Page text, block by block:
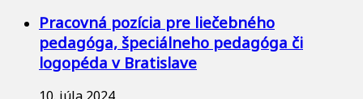
Pracovná pozícia pre liečebného
pedagóga, špeciálneho pedagóga či
logopéda v Bratislave